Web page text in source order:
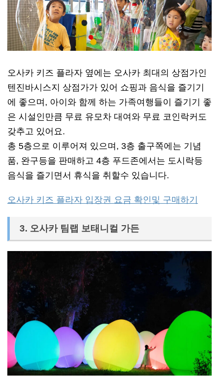
오사카 키즈 플라자 옆에는 오사카 최대의 상점가인
텐진바시스지 상점가가 있어 쇼핑과 음식을 즐기기
에 좋으며, 아이와 함께 하는 가족여행들이 즐기기 좋
은 시설인만큼 무료 유모차 대여와 무료 코인락커도
갖추고 있어요.
총 5층으로 이루어져 있으며, 3층 출구쪽에는 기념
품, 완구등을 판매하고 4층 푸드존에서는 도시락등
음식을 즐기면서 휴식을 취할수 있습니다.
오사카 키즈 플라자 입장권 요금 확인및 구매하기
3. 오사카 팀랩 보태니컬 가든